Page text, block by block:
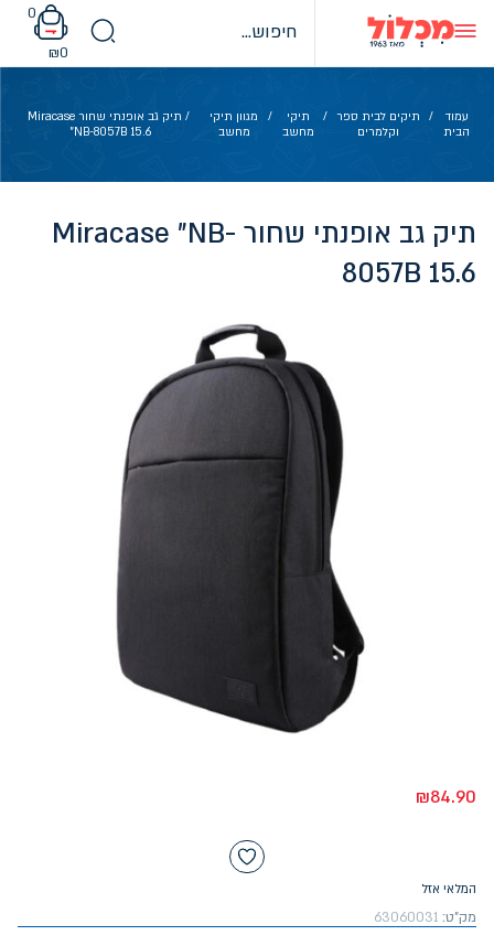
content
0
₪0
עמוד
הבית
/
תיקים לבית ספר
וקלמרים
/
תיקי
מחשב
/
מגוון תיקי
מחשב
/ תיק גב אופנתי שחור Miracase
"NB-8057B 15.6
תיק גב אופנתי שחור Miracase "NB-
8057B 15.6
₪84.90
המלאי אזל
מק"ט: 63060031